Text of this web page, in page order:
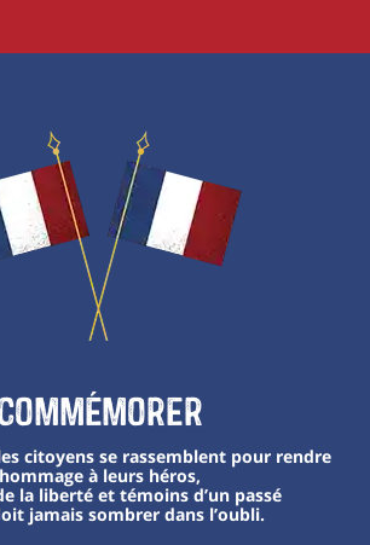
citoyens se rassemblent pour rendre
hommage à leurs héros,
la liberté et témoins d’un passé
jamais sombrer dans l’oubli.